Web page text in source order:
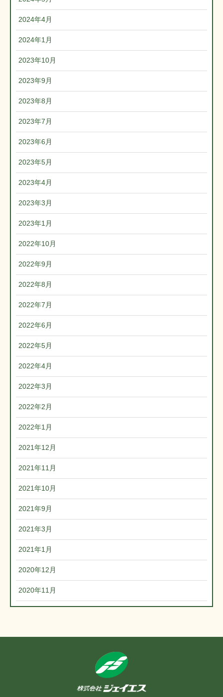
2024年4月
2024年1月
2023年10月
2023年9月
2023年8月
2023年7月
2023年6月
2023年5月
2023年4月
2023年3月
2023年1月
2022年10月
2022年9月
2022年8月
2022年7月
2022年6月
2022年5月
2022年4月
2022年3月
2022年2月
2022年1月
2021年12月
2021年11月
2021年10月
2021年9月
2021年3月
2021年1月
2020年12月
2020年11月